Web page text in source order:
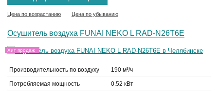
Цена по возрастанию Цена по убыванию
Осушитель воздуха FUNAI NEKO L RAD-N26T6E
Хит продаж
Производительность по воздуху 190 м³/ч
Потребляемая мощность 0.52 кВт